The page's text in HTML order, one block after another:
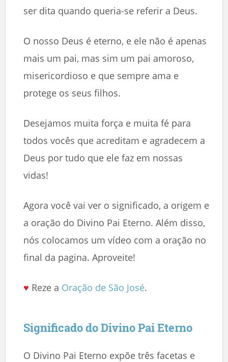
ser dita quando queria-se referir a Deus.
O nosso Deus é eterno, e ele não é apenas
mais um pai, mas sim um pai amoroso,
misericordioso e que sempre ama e
protege os seus filhos.
Desejamos muita força e muita fé para
todos vocês que acreditam e agradecem a
Deus por tudo que ele faz em nossas
vidas!
Agora você vai ver o significado, a origem e
a oração do Divino Pai Eterno. Além disso,
nós colocamos um vídeo com a oração no
final da pagina. Aproveite!
♥ Reze a Oração de São José.
Significado do Divino Pai Eterno
O Divino Pai Eterno expõe três facetas e